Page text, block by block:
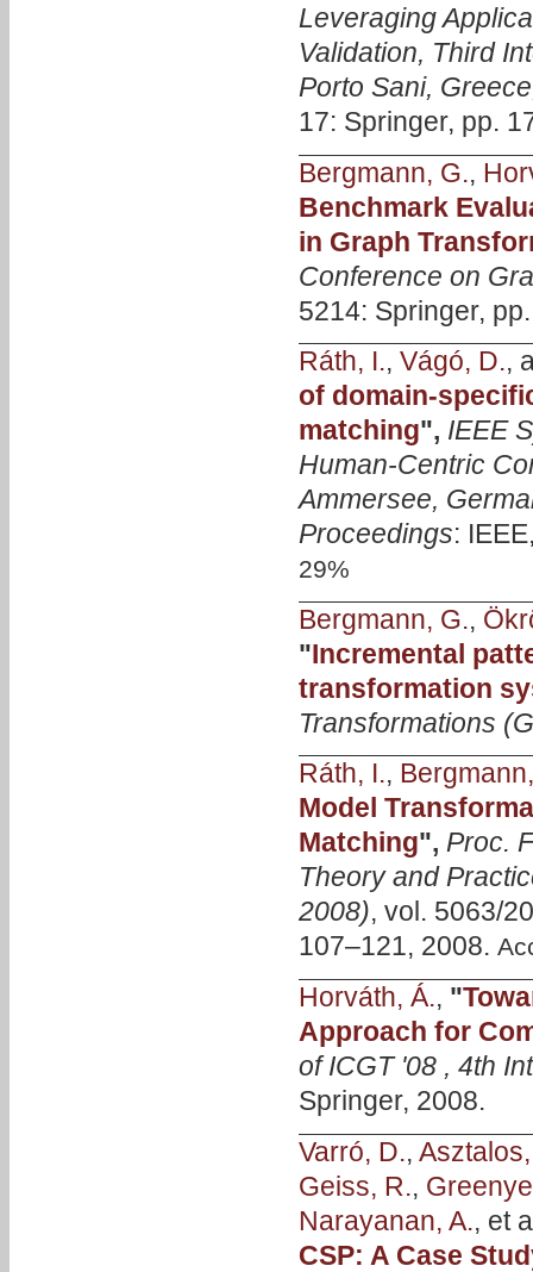
Leveraging
Validation, Third
Porto Sani,
17: Springer, pp.
Bergmann, G.,
Benchmark
in Graph
Conference on
5214: Springer,
Ráth, I., Vágó, D.,
of domain-
matching", IEEE
Human-Centric
Ammersee,
Proceedings:
29%
Bergmann, G.,
"Incremental
transformation
Transformations
Ráth, I.,
Model
Matching", Proc.
Theory and
2008), vol. 5063/
107–121, 2008.
Horváth, Á., "
Approach for
of ICGT '08 , 4th
Springer, 2008.
Varró, D.,
Geiss, R.,
Narayanan, A., et
CSP: A Case